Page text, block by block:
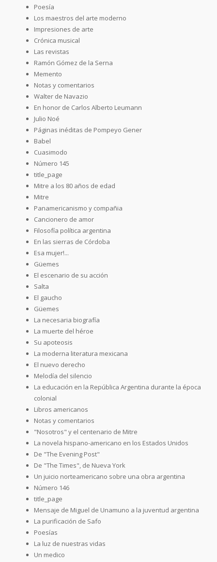
Poesía
Los maestros del arte moderno
Impresiones de arte
Crónica musical
Las revistas
Ramón Gómez de la Serna
Memento
Notas y comentarios
Walter de Navazio
En honor de Carlos Alberto Leumann
Julio Noé
Páginas inéditas de Pompeyo Gener
Babel
Cuasimodo
Número 145
title_page
Mitre a los 80 años de edad
Mitre
Panamericanismo y compañia
Cancionero de amor
Filosofía política argentina
En las sierras de Córdoba
Esa mujer!...
Güemes
El escenario de su acción
Salta
El gaucho
Güemes
La necesaria biografía
La muerte del héroe
Su apoteosis
La moderna literatura mexicana
El nuevo derecho
Melodía del silencio
La educación en la República Argentina durante la época
colonial
Libros americanos
Notas y comentarios
"Nosotros" y el centenario de Mitre
La novela hispano-americano en los Estados Unidos
De "The Evening Post"
De "The Times", de Nueva York
Un juicio norteamericano sobre una obra argentina
Número 146
title_page
Mensaje de Miguel de Unamuno a la juventud argentina
La purificación de Safo
Poesías
La luz de nuestras vidas
Un medico